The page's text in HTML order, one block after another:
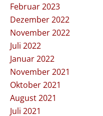
Februar 2023
Dezember 2022
November 2022
Juli 2022
Januar 2022
November 2021
Oktober 2021
August 2021
Juli 2021